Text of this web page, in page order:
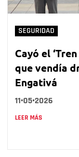
SEGURIDAD
Cayó el
que vendía
Engativá
11•05•2026
LEER MÁS